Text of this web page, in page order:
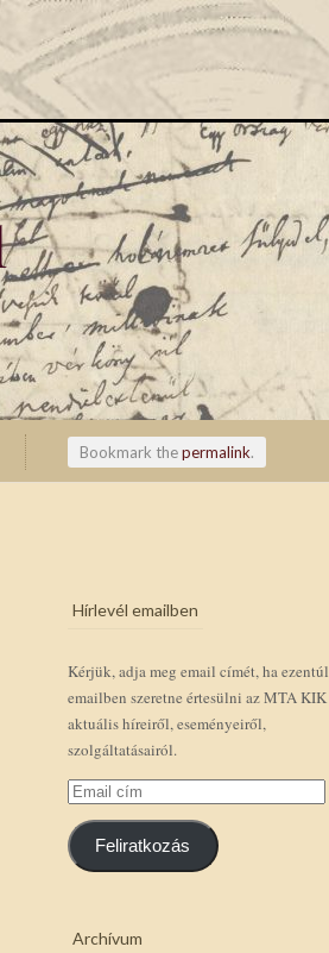
Bookmark thepermalink.
Hírlevél emailben
Kérjük, adja meg email címét, ha ezentúl
emailben szeretne értesülni az MTA KIK
aktuális híreiről, eseményeiről,
szolgáltatásairól.
Email
cím
Feliratkozás
Archívum